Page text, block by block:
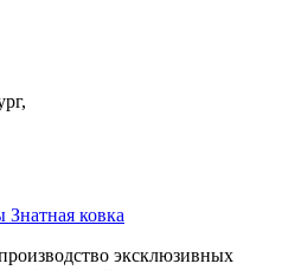
эксклюзивных